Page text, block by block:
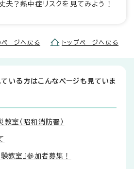
夫？熱中症リスクを見てみよう！
ージへ戻る トップページへ戻る
いる方はこんなページも見ていま
室（昭和消防署）
教室』参加者募集！